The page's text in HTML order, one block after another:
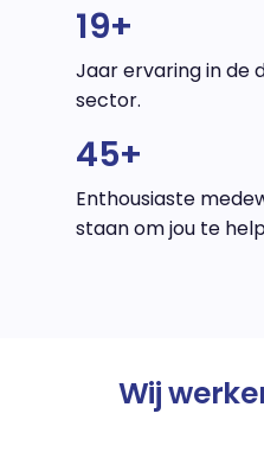
19+
Jaar ervaring in de
sector.
45+
Enthousiaste
staan om jou te
Wij